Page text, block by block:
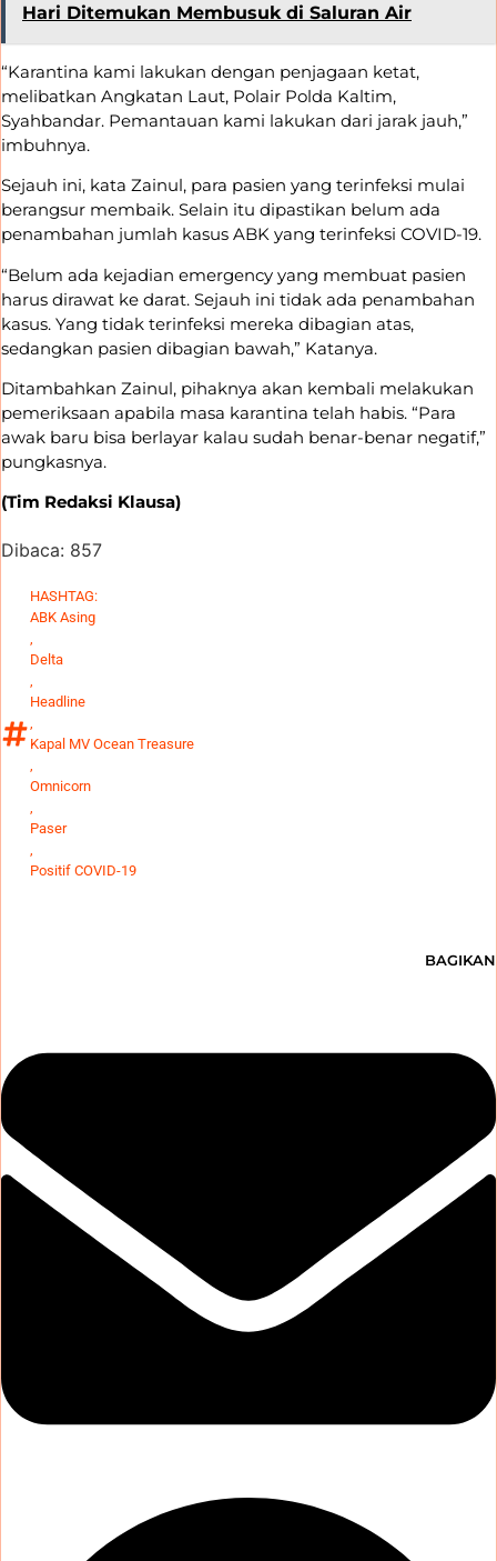
Hari Ditemukan Membusuk di Saluran Air
“Karantina kami lakukan dengan penjagaan ketat,
melibatkan Angkatan Laut, Polair Polda Kaltim,
Syahbandar. Pemantauan kami lakukan dari jarak jauh,”
imbuhnya.
Sejauh ini, kata Zainul, para pasien yang terinfeksi mulai
berangsur membaik. Selain itu dipastikan belum ada
penambahan jumlah kasus ABK yang terinfeksi COVID-19.
“Belum ada kejadian emergency yang membuat pasien
harus dirawat ke darat. Sejauh ini tidak ada penambahan
kasus. Yang tidak terinfeksi mereka dibagian atas,
sedangkan pasien dibagian bawah,” Katanya.
Ditambahkan Zainul, pihaknya akan kembali melakukan
pemeriksaan apabila masa karantina telah habis. “Para
awak baru bisa berlayar kalau sudah benar-benar negatif,”
pungkasnya.
(Tim Redaksi Klausa)
Dibaca: 857
HASHTAG:
ABK Asing
,
Delta
,
Headline
,
Kapal MV Ocean Treasure
,
Omnicorn
,
Paser
,
Positif COVID-19
BAGIKAN